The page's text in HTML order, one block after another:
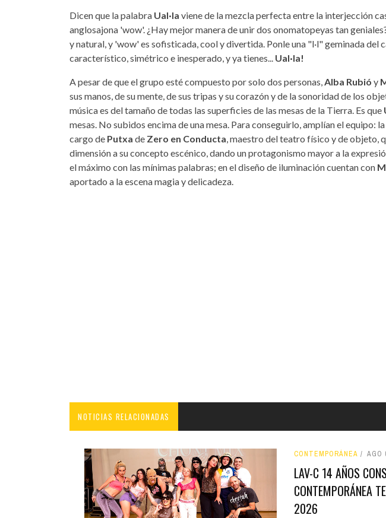
Dicen que la palabra Ual·la viene de la mezcla perfecta entre la interjección
anglosajona 'wow'. ¿Hay mejor manera de unir dos onomatopeyas tan
y natural, y 'wow' es sofisticada, cool y divertida. Ponle una "l·l" geminada del
característico, simétrico e inesperado, y ya tienes... Ual·la!
A pesar de que el grupo esté compuesto por solo dos personas, Alba Rubió y
sus manos, de su mente, de sus tripas y su corazón y de la sonoridad de los
música es del tamaño de todas las superficies de las mesas de la Tierra. Es que
mesas. No subidos encima de una mesa. Para conseguirlo, amplían el equipo:
cargo de Putxa de Zero en Conducta , maestro del teatro físico y de objeto,
dimensión a su concepto escénico, dando un protagonismo mayor a la
el máximo con las mínimas palabras; en el diseño de iluminación cuentan con
aportado a la escena magia y delicadeza.
NOTICIAS RELACIONADAS
CONTEMPORÁNEA AGO
LAV-C 14 AÑOS
CONTEMPORÁNEA
2026